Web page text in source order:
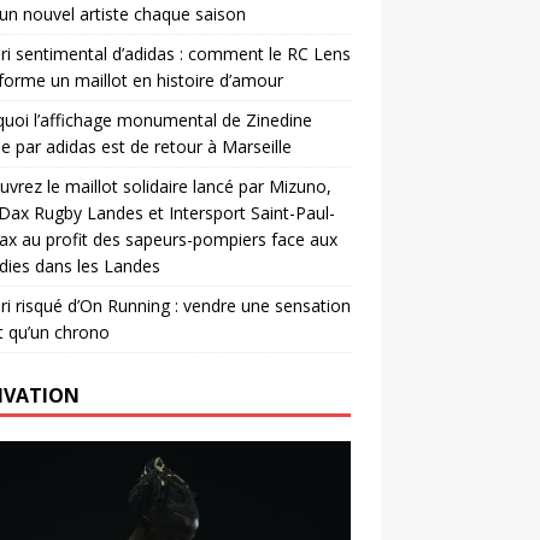
nouvel artiste chaque saison
sentimental d’adidas : comment le RC Lens
un maillot en histoire d’amour
l’affichage monumental de Zinedine
par adidas est de retour à Marseille
le maillot solidaire lancé par Mizuno,
Dax Rugby Landes et Intersport Saint-Paul-
au profit des sapeurs-pompiers face aux
dans les Landes
risqué d’On Running : vendre une sensation
chrono